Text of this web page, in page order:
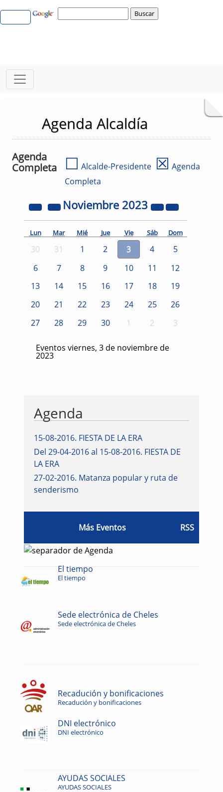
Agenda Alcaldía
Agenda
Completa
☐ Alcalde-Presidente ☒ Agenda
Completa
Noviembre 2023
Lun Mar Mié Jue Vie Sáb Dom
30 31 1 2 3 4
5
6
7 8 9 10 11
12
13
14 15 16 17 18
19
20
21 22 23 24 25
26
27
28 29 30 1 2 3
Eventos viernes, 3 de noviembre de
2023
Agenda
15-08-2016. FIESTA DE LA ERA
Del 29-04-2016 al 15-08-2016. FIESTA DE
LA ERA
27-02-2016. Matanza popular y ruta de
senderismo
Más Eventos RSS
El tiempo
El tiempo
Sede electrónica de Cheles
Sede electrónica de Cheles
Recadución y bonificaciones
Recadución y bonificaciones
DNI electrónico
DNI electrónico
AYUDAS SOCIALES
AYUDAS SOCIALES